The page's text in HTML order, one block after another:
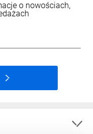
o nowościach,